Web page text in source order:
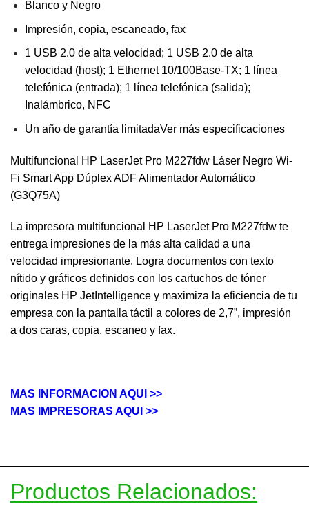
Blanco y Negro
Impresión, copia, escaneado, fax
1 USB 2.0 de alta velocidad; 1 USB 2.0 de alta
velocidad (host); 1 Ethernet 10/100Base-TX; 1 línea
telefónica (entrada); 1 línea telefónica (salida);
Inalámbrico, NFC
Un año de garantía limitadaVer más especificaciones
Multifuncional HP LaserJet Pro M227fdw Láser Negro Wi-
Fi Smart App Dúplex ADF Alimentador Automático
(G3Q75A)
La impresora multifuncional HP LaserJet Pro M227fdw te
entrega impresiones de la más alta calidad a una
velocidad impresionante. Logra documentos con texto
nítido y gráficos definidos con los cartuchos de tóner
originales HP JetIntelligence y maximiza la eficiencia de tu
empresa con la pantalla táctil a colores de 2,7”, impresión
a dos caras, copia, escaneo y fax.
MAS INFORMACION AQUI >>
MAS IMPRESORAS AQUI >>
Productos Relacionados: